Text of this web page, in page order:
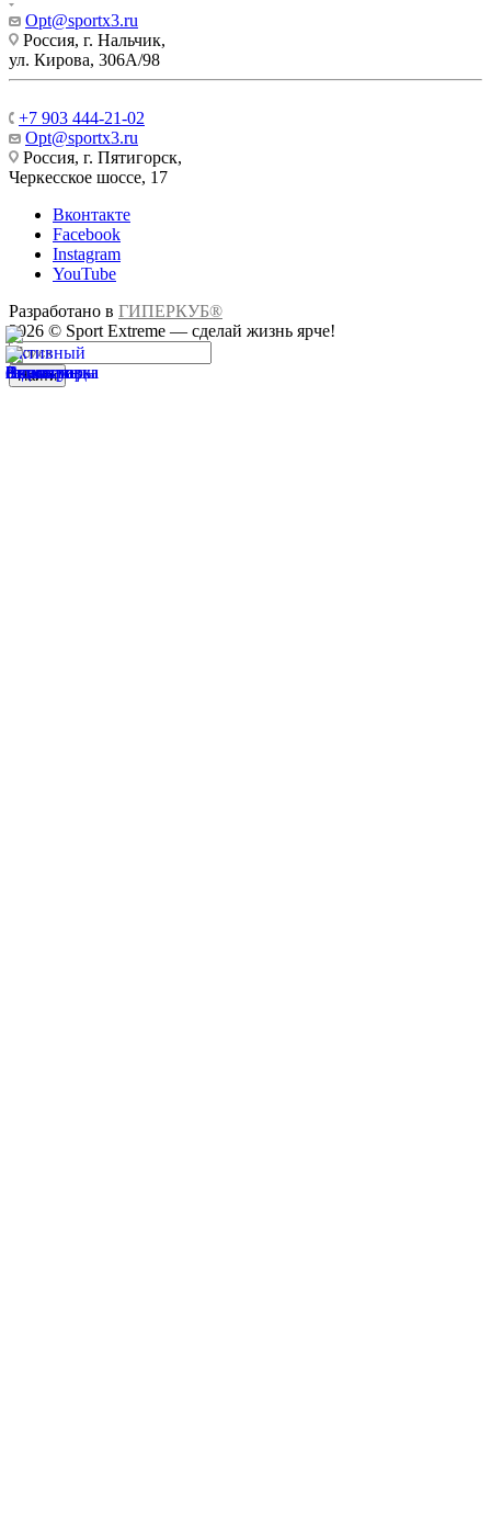
Opt@sportx3.ru
Россия, г. Нальчик,
ул. Кирова, 306А/98
+7 903 444-21-02
Opt@sportx3.ru
Россия, г. Пятигорск,
Черкесское шоссе, 17
Вконтакте
Facebook
Instagram
YouTube
Разработано в ГИПЕРКУБ®
2026 © Sport Extreme — сделай жизнь ярче!
Найти